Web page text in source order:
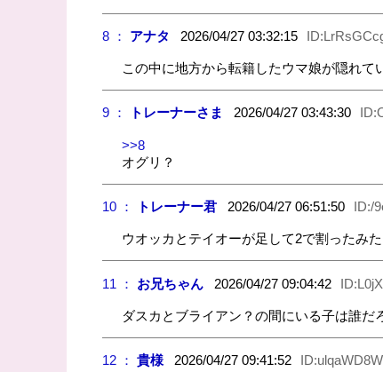
8 ： アナタ 2026/04/27 03:32:15
この中に地方から転籍したウマ娘が隠れて
9 ： トレーナーさま 2026/04/27 03:43:30
>>8
オグリ？
10 ： トレーナー君2026/04/27 06:51:50 ID:/
ウオッカとテイオーが足して2で割ったみ
11 ： お兄ちゃん2026/04/27 09:04:42
ダスカとブライアン？の間にいる子は誰だ
12 ： 貴様2026/04/27 09:41:52